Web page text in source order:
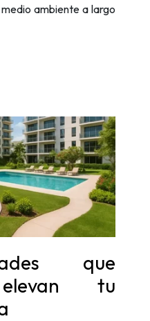
ambiente a largo
que
tu